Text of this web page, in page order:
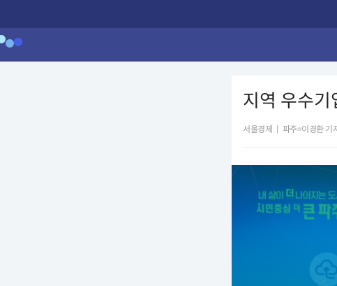
지역 우수
서울경제 파주=이경환 기